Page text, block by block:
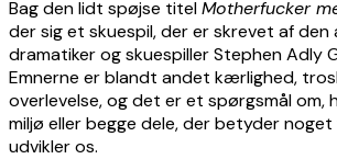
Bag den lidt spøjse titelMotherfucker
der sig et skuespil, der er skrevet af den
dramatiker og skuespiller Stephen Adly
Emnerne er blandt andet kærlighed,
overlevelse, og det er et spørgsmål om,
miljø eller begge dele, der betyder
udvikler os.